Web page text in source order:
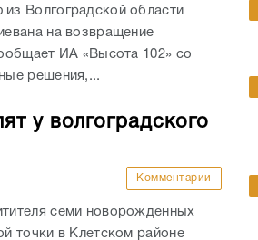
Волгоградской области
на возвращение
ИА «Высота 102» со
решения,...
у волгоградского
Комментарии
семи новорожденных
точки в Клетском районе